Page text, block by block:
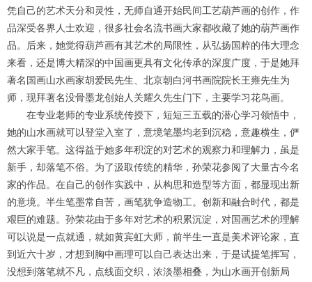
2
凭自己的艺术天分和灵性，无师自通开始民间工艺葫芦画的创作，作
品深受各界人士欢迎，很多社会名流书画大家都收藏了她的葫芦画作
品。后来，她觉得葫芦画有其艺术的局限性，从弘扬国粹的伟大理念
来看，还是博大精深的中国画更具有文化传承的深度广度，于是她拜
著名国画山水画家胡爱民先生、北京朝白河书画院院长王雍先生为
师，现拜著名没骨墨龙创始人关耀久先生门下，主要学习花鸟画。
在专业老师的专业系统传授下，短短三五载的潜心学习领悟中，
她的山水画就可以登堂入室了，意境笔墨均老到沉稳，意趣横生，俨
然大家手笔。这得益于她多年积淀的对艺术的观察力和理解力，虽是
新手，却落笔不俗。为了汲取传统的精华，孙荣花参阅了大量古今名
家的作品。在自己的创作实践中，从构思和造型等方面，都显现出新
的意境。半生笔墨常自苦，画笔犹争造物工。创新和融合时代，都是
艰巨的难题。孙荣花由于多年对艺术的积累沉淀，对国画艺术的理解
可以说是一点就通，就如黄宾虹大师，前半生一直是美术评论家，直
到近六十岁，才想到胸中画理可以自己表达出来，于是试提笔挥写，
没想到落笔就不凡，点线面交织，浓淡墨相叠，为山水画开创新局